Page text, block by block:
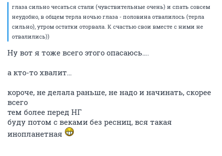
глаза сильно чесаться стали (чувствительные очень) и спать совсем
неудобно, в общем терла ночью глаза - половина отвалилось (терла
сильно), утром остатки оторвала. К счастью свои вместе с ними не
отвалились))
Ну вот я тоже всего этого опасаюсь….
а кто-то хвалит…
короче, не делала раньше, не надо и начинать, скорее
всего
тем более перед НГ
буду потом с веками без ресниц, вся такая
инопланетная